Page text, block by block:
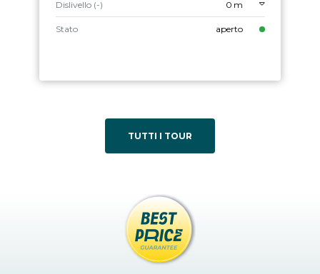
Dislivello (-) 0 m
Stato aperto
TUTTI I TOUR